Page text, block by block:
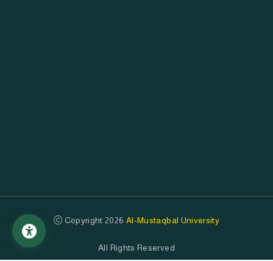
Copyright 2026 Al-Mustaqbal University
All Rights Reserved